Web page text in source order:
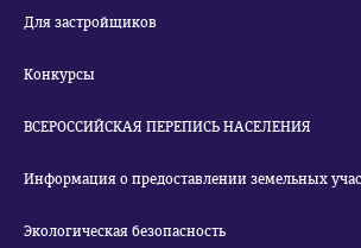
Для застройщиков
Конкурсы
ВСЕРОССИЙСКАЯ ПЕРЕПИСЬ НАСЕЛЕНИЯ
Информация о предоставлении земельных
Экологическая безопасность